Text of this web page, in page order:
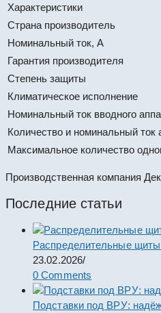
Характеристики
Страна производитель
Номинальный ток, А
Гарантия производителя
Степень защиты
Климатическое исполнение
Номинальный ток вводного
Количество и номинальный ток
Максимальное количество
Производственная компания
Последние статьи
Распределительные
23.02.2026/
0 Comments
Подставки под ВРУ: